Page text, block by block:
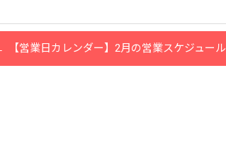
【営業日カレンダー】2月の営業スケジュール